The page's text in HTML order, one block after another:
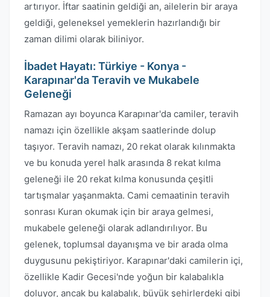
artırıyor. İftar saatinin geldiği an, ailelerin bir araya
geldiği, geleneksel yemeklerin hazırlandığı bir
zaman dilimi olarak biliniyor.
İbadet Hayatı: Türkiye - Konya -
Karapınar'da Teravih ve Mukabele
Geleneği
Ramazan ayı boyunca Karapınar'da camiler, teravih
namazı için özellikle akşam saatlerinde dolup
taşıyor. Teravih namazı, 20 rekat olarak kılınmakta
ve bu konuda yerel halk arasında 8 rekat kılma
geleneği ile 20 rekat kılma konusunda çeşitli
tartışmalar yaşanmakta. Cami cemaatinin teravih
sonrası Kuran okumak için bir araya gelmesi,
mukabele geleneği olarak adlandırılıyor. Bu
gelenek, toplumsal dayanışma ve bir arada olma
duygusunu pekiştiriyor. Karapınar'daki camilerin içi,
özellikle Kadir Gecesi'nde yoğun bir kalabalıkla
doluyor, ancak bu kalabalık, büyük şehirlerdeki gibi